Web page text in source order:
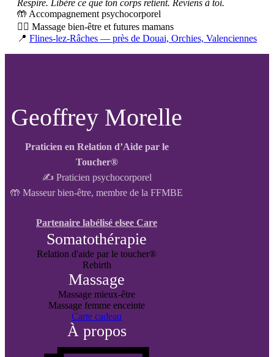
Respire. Libère ce que ton corps retient. Reviens à toi.
🤲 Accompagnement psychocorporel
💆‍♀️ Massage bien-être et futures mamans
📍 Flines-lez-Râches — près de Douai, Orchies, Valenciennes
Geoffrey Morelle
Praticien en Relation d’Aide par le
Toucher®
✍️ Praticien psychocorporel
🤲 Masseur bien-être, membre de la FFMBE
Partenaire labélisé elsee Care
Somatothérapie
Relation d'aide par le toucher®
Rebirth
Massage
Massage mieux-être
Massage femme enceinte
Carte cadeau
À propos